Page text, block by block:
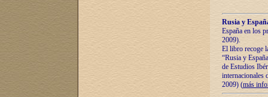
Rusia y
España en los
2009).
El libro recoge
“Rusia y
de Estudios
internacionales
2009) (más